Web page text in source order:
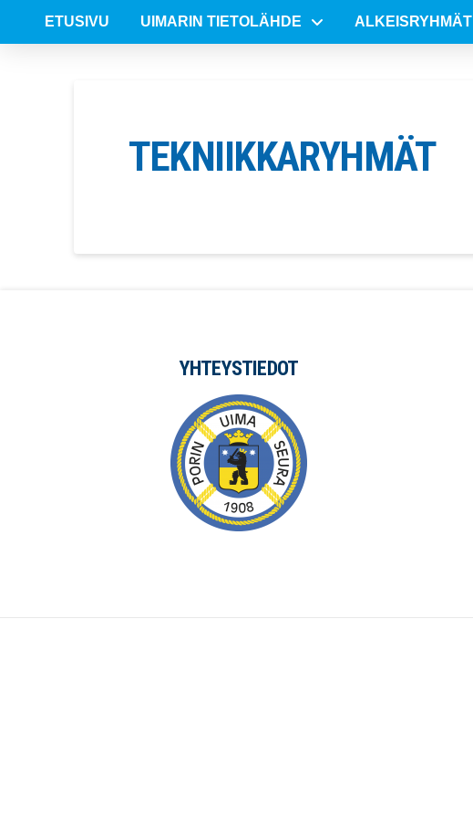
ETUSIVU UIMARIN TIETOLÄHDE ALKEISRYHMÄT
TEKNIIKKARYHMÄT
YHTEYSTIEDOT